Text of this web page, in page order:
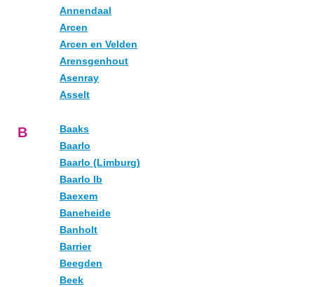
Annendaal
Arcen
Arcen en Velden
Arensgenhout
Asenray
Asselt
B
Baaks
Baarlo
Baarlo (Limburg)
Baarlo lb
Baexem
Baneheide
Banholt
Barrier
Beegden
Beek